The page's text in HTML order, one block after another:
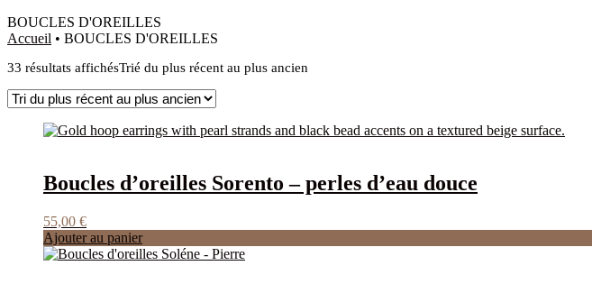
BOUCLES D'OREILLES
Accueil • BOUCLES D'OREILLES
33 résultats affichésTrié du plus récent au plus ancien
Boucles d’oreilles Sorento – perles d’eau douce
55,00 €
Ajouter au panier